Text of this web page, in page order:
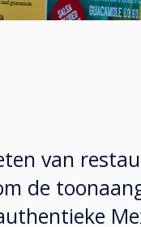
van
de